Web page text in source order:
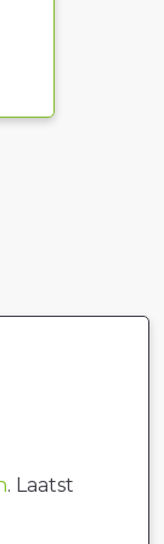
. Laatst